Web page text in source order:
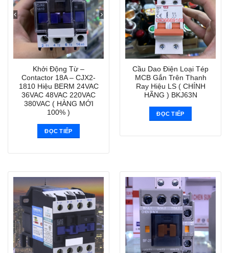
Khởi Động Từ –
Contactor 18A – CJX2-
1810 Hiệu BERM 24VAC
36VAC 48VAC 220VAC
380VAC ( HÀNG MỚI
100% )
ĐỌC TIẾP
Cầu Dao Điện Loại Tép
MCB Gắn Trên Thanh
Ray Hiệu LS ( CHÍNH
HÃNG ) BKJ63N
ĐỌC TIẾP